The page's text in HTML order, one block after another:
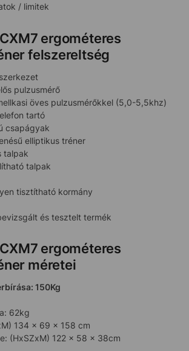
/ limitek
ergométeres
felszereltség
pulzusmérő
öves pulzusmérőkkel (5,0-5,5khz)
tartó
csapágyak
elliptikus tréner
talpak
talpak
tisztítható kormány
és tesztelt termék
ergométeres
méretei
150Kg
62kg
134 x 69 x 158 cm
(HxSZxM) 122 x 58 x 38cm